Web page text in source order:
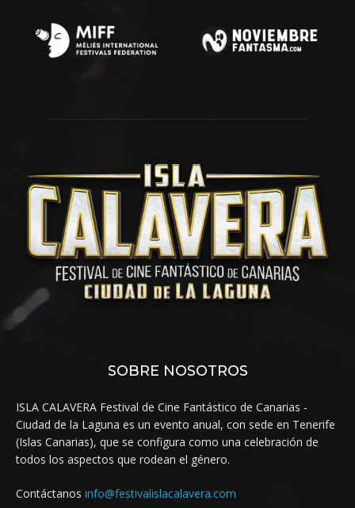
SOBRE NOSOTROS
ISLA CALAVERA Festival de Cine Fantástico de Canarias -
Ciudad de la Laguna es un evento anual, con sede en Tenerife
(Islas Canarias), que se configura como una celebración de
todos los aspectos que rodean el género.
Contáctanos info@festivalislacalavera.com